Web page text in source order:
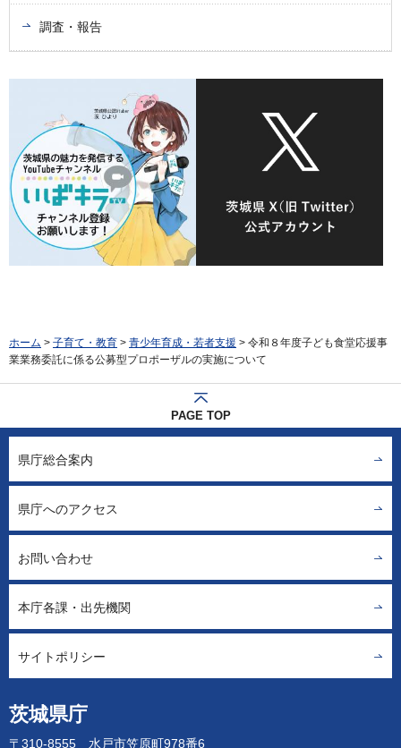
調査・報告
ホーム > 子育て・教育 > 青少年育成・若者支援 > 令和８年度子ども食堂応援事
業業務委託に係る公募型プロポーザルの実施について
PAGE TOP
茨城県庁
〒310-8555 水戸市笠原町978番6
県庁総合案内
県庁へのアクセス
お問い合わせ
本庁各課・出先機関
サイトポリシー